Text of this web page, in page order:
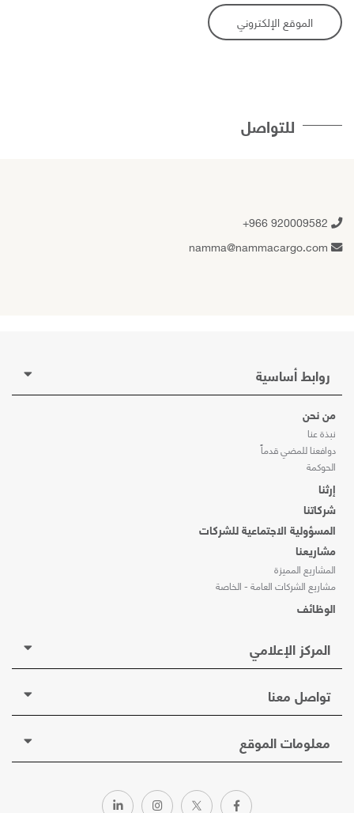
الموقع الإلكتروني
للتواصل
+966 920009582
namma@nammacargo.com
روابط أساسية
من نحن
نبذة عنا
دوافعنا للمضي قدماً
الحوكمة
إرثنا
شركاتنا
المسؤولية الاجتماعية للشركات
مشاريعنا
المشاريع المميزة
مشاريع الشركات العامة - الخاصة
الوظائف
المركز الإعلامي
تواصل معنا
معلومات الموقع